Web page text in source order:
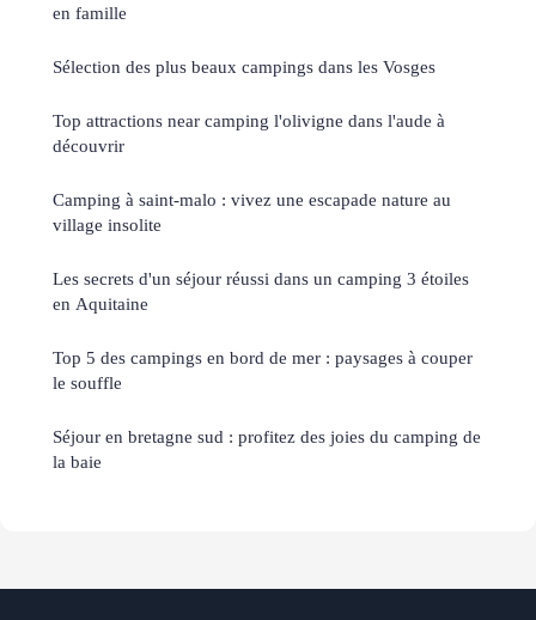
en famille
Sélection des plus beaux campings dans les Vosges
Top attractions near camping l'olivigne dans l'aude à
découvrir
Camping à saint-malo : vivez une escapade nature au
village insolite
Les secrets d'un séjour réussi dans un camping 3 étoiles
en Aquitaine
Top 5 des campings en bord de mer : paysages à couper
le souffle
Séjour en bretagne sud : profitez des joies du camping de
la baie